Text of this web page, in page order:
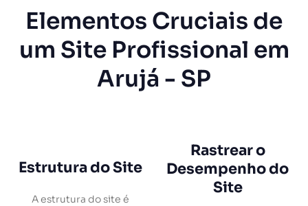
Elementos Cruciais de
um Site Profissional em
Arujá - SP
Estrutura do Site
A estrutura do site é
Rastrear o
Desempenho do
Site